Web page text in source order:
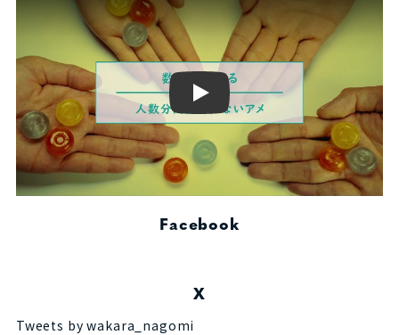
Play
Facebook
X
Tweets by wakara_nagomi